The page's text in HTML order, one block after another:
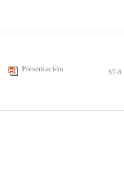
Presentación ST-8